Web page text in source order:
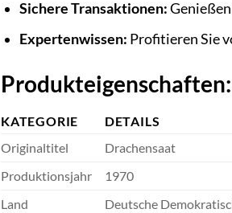
Sichere Transaktionen:
Expertenwissen: Profitieren Sie
KATEGORIE
DETAILS
Originaltitel
Drachensaat
Produktionsjahr
1970
Land
Deutsche